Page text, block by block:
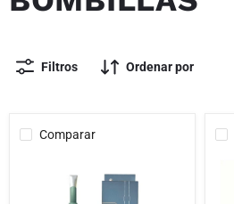
Filtros Ordenar por
Comparar